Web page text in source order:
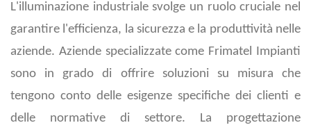
L'illuminazione industriale svolge un ruolo cruciale nel
garantire l'efficienza, la sicurezza e la produttività nelle
aziende. Aziende specializzate come Frimatel Impianti
sono in grado di offrire soluzioni su misura che
tengono conto delle esigenze specifiche dei clienti e
delle normative di settore. La progettazione